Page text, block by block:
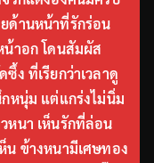
ด้านหน้าที่รักร่อน
าอก โดนสัมผัส
ง ที่เรียกว่าเวลาดู
หนุ่ม แต่แกร่งไม่นิ่ม
หนา เห็นรักที่ล่อน
น ข้างหนามีเศษทอง